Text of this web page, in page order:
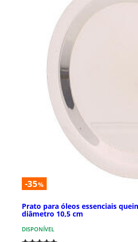
-35%
Prato para óleos essenciais
diâmetro 10,5 cm
DISPONÍVEL